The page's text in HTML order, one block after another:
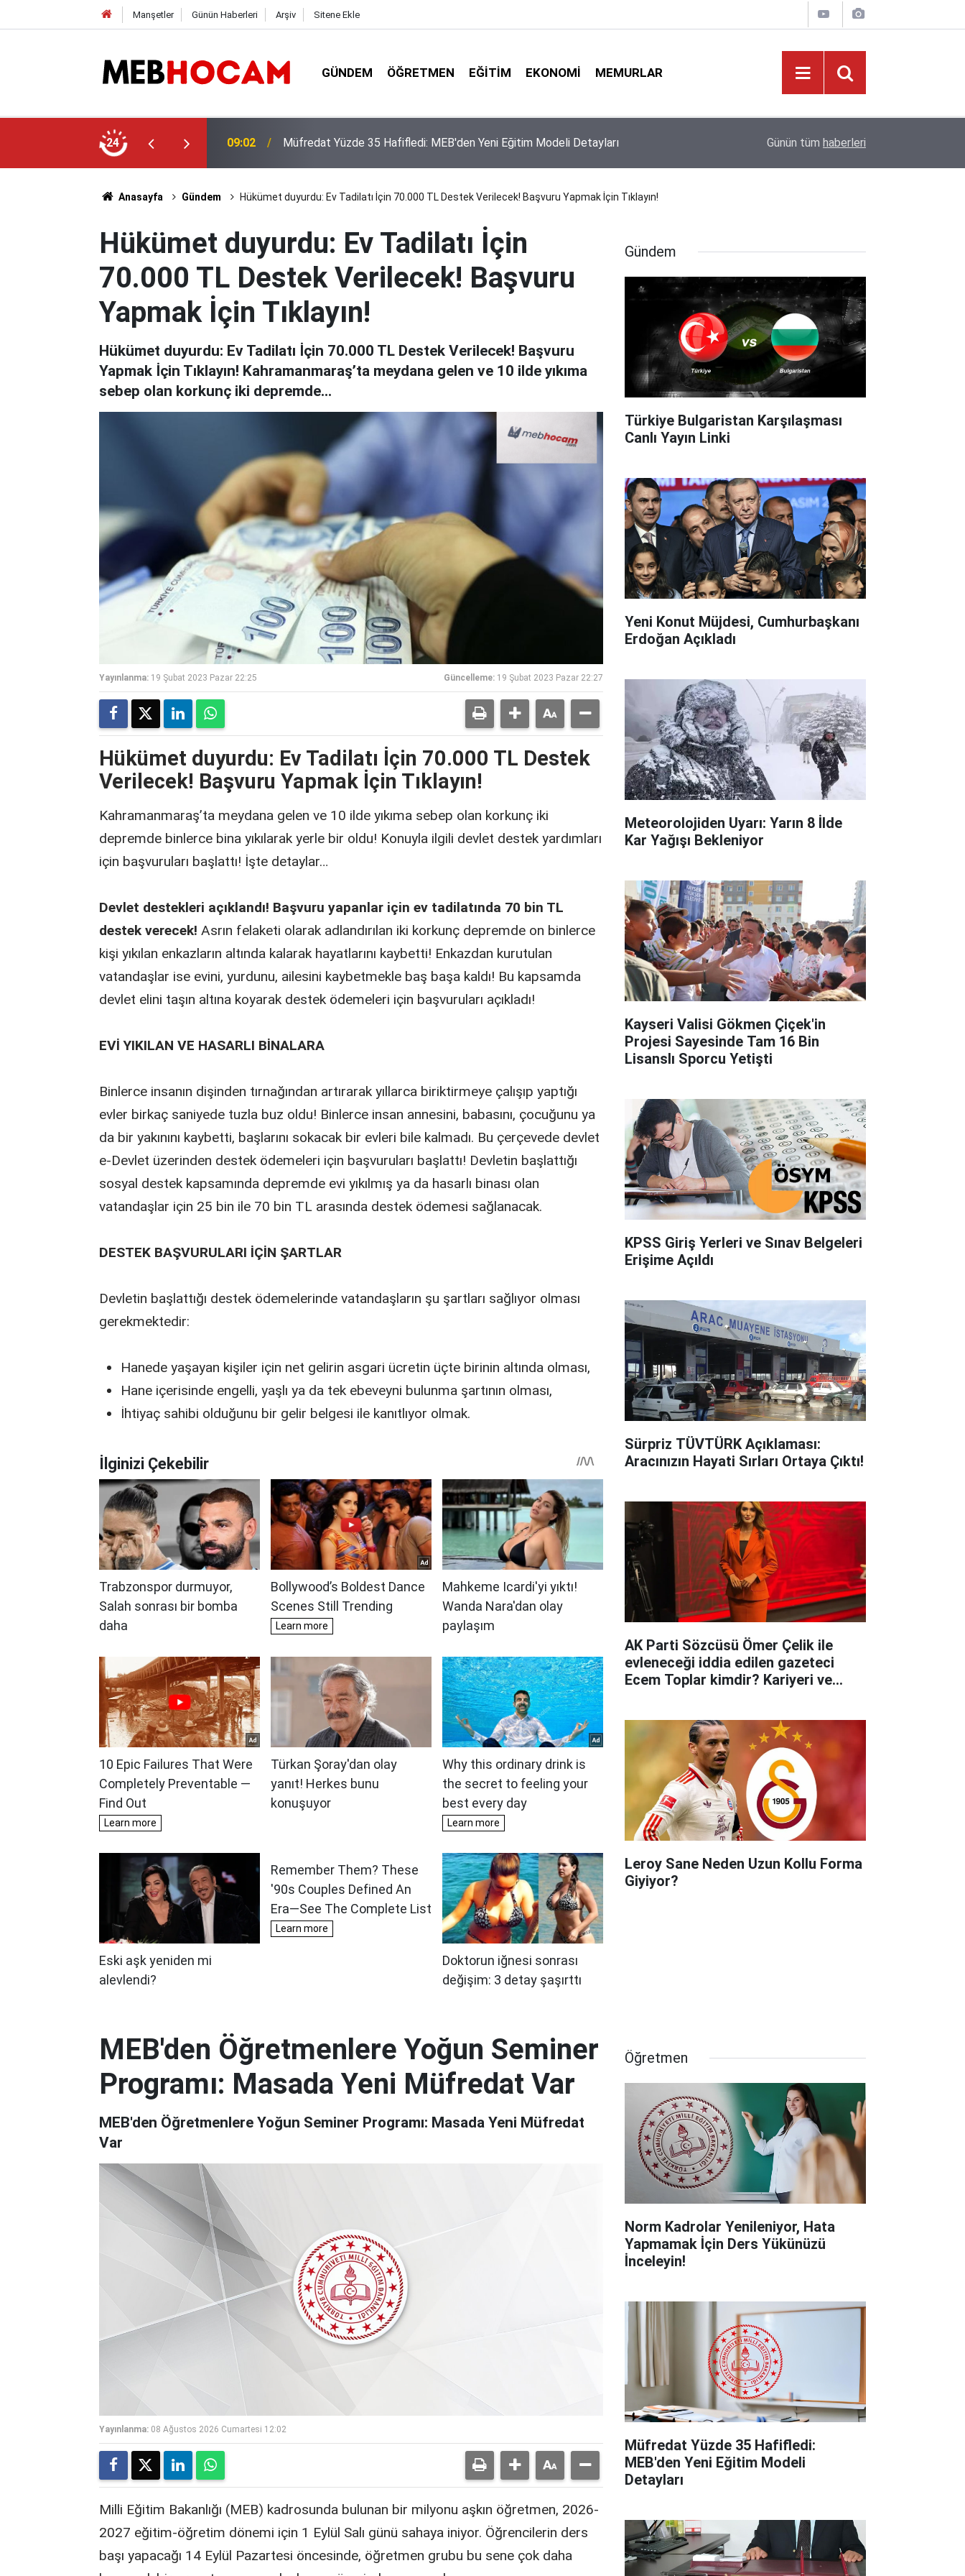
Manşetler Günün Haberleri Arşiv Sitene Ekle
GÜNDEM ÖĞRETMEN EĞITIM EKONOMI MEMURLAR
24
Yeni Eğitim Modeli Detayları 23:01
Okul Müdürlüklerine Özel Nakil Dönemi Rehberi: İş ve İşlemlerde Kritik Dikkat
Noktaları
Norm Güncellemesi Başladı: O Branş
Günün tüm haberleri
Anasayfa Gündem Hükümet duyurdu: Ev Tadilatı İçin 70.000 TL Destek Verilecek! Başvuru Yapmak İçin Tıklayın!
Hükümet duyurdu: Ev Tadilatı İçin
70.000 TL Destek Verilecek! Başvuru
Yapmak İçin Tıklayın!
Hükümet duyurdu: Ev Tadilatı İçin 70.000 TL Destek Verilecek! Başvuru
Yapmak İçin Tıklayın! Kahramanmaraş’ta meydana gelen ve 10 ilde yıkıma
sebep olan korkunç iki depremde...
Yayınlanma: 19 Şubat 2023 Pazar 22:25 Güncelleme: 19 Şubat 2023 Pazar 22:27
Hükümet duyurdu: Ev Tadilatı İçin 70.000 TL Destek
Verilecek! Başvuru Yapmak İçin Tıklayın!
Kahramanmaraş’ta meydana gelen ve 10 ilde yıkıma sebep olan korkunç iki
depremde binlerce bina yıkılarak yerle bir oldu! Konuyla ilgili devlet destek yardımları
için başvuruları başlattı! İşte detaylar…
Devlet destekleri açıklandı! Başvuru yapanlar için ev tadilatında 70 bin TL
destek verecek! Asrın felaketi olarak adlandırılan iki korkunç depremde on binlerce
kişi yıkılan enkazların altında kalarak hayatlarını kaybetti! Enkazdan kurutulan
vatandaşlar ise evini, yurdunu, ailesini kaybetmekle baş başa kaldı! Bu kapsamda
devlet elini taşın altına koyarak destek ödemeleri için başvuruları açıkladı!
EVİ YIKILAN VE HASARLI BİNALARA
Binlerce insanın dişinden tırnağından artırarak yıllarca biriktirmeye çalışıp yaptığı
evler birkaç saniyede tuzla buz oldu! Binlerce insan annesini, babasını, çocuğunu ya
da bir yakınını kaybetti, başlarını sokacak bir evleri bile kalmadı. Bu çerçevede devlet
e-Devlet üzerinden destek ödemeleri için başvuruları başlattı! Devletin başlattığı
sosyal destek kapsamında depremde evi yıkılmış ya da hasarlı binası olan
vatandaşlar için 25 bin ile 70 bin TL arasında destek ödemesi sağlanacak.
DESTEK BAŞVURULARI İÇİN ŞARTLAR
Devletin başlattığı destek ödemelerinde vatandaşların şu şartları sağlıyor olması
gerekmektedir:
Hanede yaşayan kişiler için net gelirin asgari ücretin üçte birinin altında olması,
Hane içerisinde engelli, yaşlı ya da tek ebeveyni bulunma şartının olması,
İhtiyaç sahibi olduğunu bir gelir belgesi ile kanıtlıyor olmak.
Gündem
Türkiye Bulgaristan Karşılaşması
Canlı Yayın Linki
Yeni Konut Müjdesi, Cumhurbaşkanı
Erdoğan Açıkladı
Meteorolojiden Uyarı: Yarın 8 İlde
Kar Yağışı Bekleniyor
Kayseri Valisi Gökmen Çiçek'in
Projesi Sayesinde Tam 16 Bin
Lisanslı Sporcu Yetişti
KPSS Giriş Yerleri ve Sınav Belgeleri
Erişime Açıldı
Sürpriz TÜVTÜRK Açıklaması:
Aracınızın Hayati Sırları Ortaya Çıktı!
AK Parti Sözcüsü Ömer Çelik ile
evleneceği iddia edilen gazeteci
Ecem Toplar kimdir? Kariyeri ve
Leroy Sane Neden Uzun Kollu Forma
Giyiyor?
MEB'den Öğretmenlere Yoğun Seminer
Programı: Masada Yeni Müfredat Var
MEB'den Öğretmenlere Yoğun Seminer Programı: Masada Yeni Müfredat
Var
Yayınlanma: 08 Ağustos 2026 Cumartesi 12:02
Milli Eğitim Bakanlığı (MEB) kadrosunda bulunan bir milyonu aşkın öğretmen, 2026-
2027 eğitim-öğretim dönemi için 1 Eylül Salı günü sahaya iniyor. Öğrencilerin ders
başı yapacağı 14 Eylül Pazartesi öncesinde, öğretmen grubu bu sene çok daha
Öğretmen
Norm Kadrolar Yenileniyor, Hata
Yapmamak İçin Ders Yükünüzü
İnceleyin!
Müfredat Yüzde 35 Hafifledi:
MEB'den Yeni Eğitim Modeli
Detayları